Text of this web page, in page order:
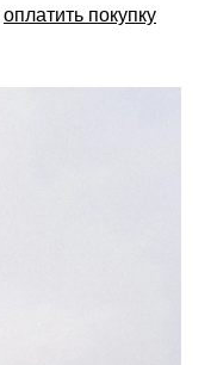
оплатить покупку